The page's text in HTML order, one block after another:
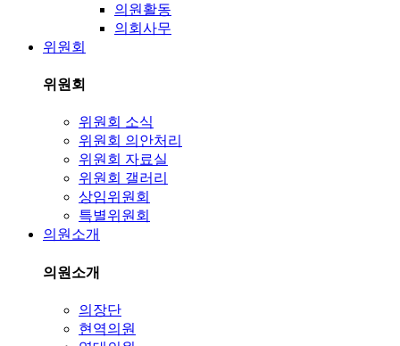
의원활동
의회사무
위원회
위원회
위원회 소식
위원회 의안처리
위원회 자료실
위원회 갤러리
상임위원회
특별위원회
의원소개
의원소개
의장단
현역의원